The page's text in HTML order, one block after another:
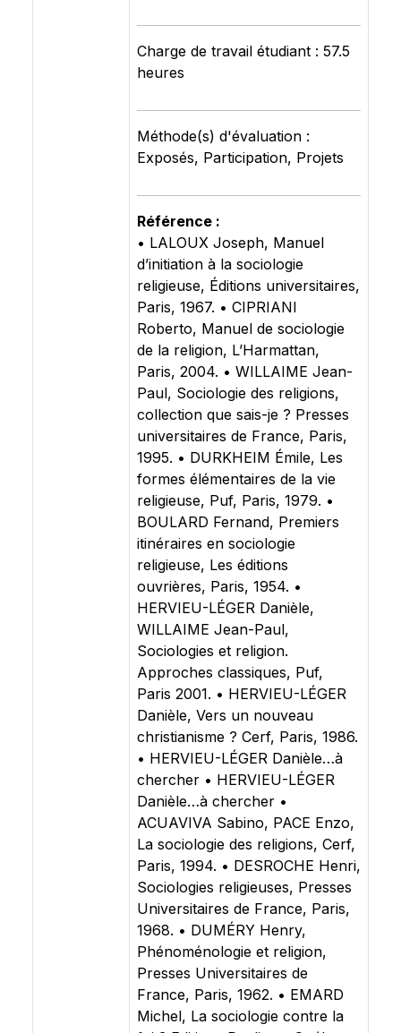
Charge de travail étudiant : 57.5
heures
Méthode(s) d'évaluation :
Exposés, Participation, Projets
Référence :
• LALOUX Joseph, Manuel
d’initiation à la sociologie
religieuse, Éditions universitaires,
Paris, 1967. • CIPRIANI
Roberto, Manuel de sociologie
de la religion, L’Harmattan,
Paris, 2004. • WILLAIME Jean-
Paul, Sociologie des religions,
collection que sais-je ? Presses
universitaires de France, Paris,
1995. • DURKHEIM Émile, Les
formes élémentaires de la vie
religieuse, Puf, Paris, 1979. •
BOULARD Fernand, Premiers
itinéraires en sociologie
religieuse, Les éditions
ouvrières, Paris, 1954. •
HERVIEU-LÉGER Danièle,
WILLAIME Jean-Paul,
Sociologies et religion.
Approches classiques, Puf,
Paris 2001. • HERVIEU-LÉGER
Danièle, Vers un nouveau
christianisme ? Cerf, Paris, 1986.
• HERVIEU-LÉGER Danièle…à
chercher • HERVIEU-LÉGER
Danièle…à chercher •
ACUAVIVA Sabino, PACE Enzo,
La sociologie des religions, Cerf,
Paris, 1994. • DESROCHE Henri,
Sociologies religieuses, Presses
Universitaires de France, Paris,
1968. • DUMÉRY Henry,
Phénoménologie et religion,
Presses Universitaires de
France, Paris, 1962. • EMARD
Michel, La sociologie contre la